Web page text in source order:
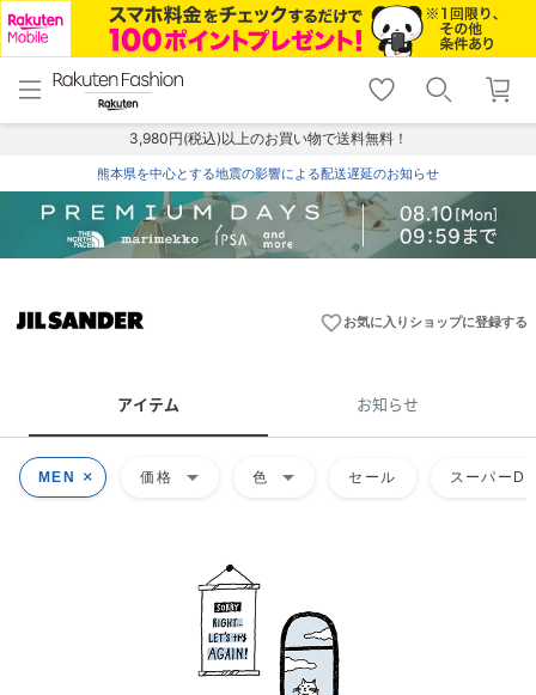
menu home
トップ
shopping_cart lock_outline
ログイン
3,980円(税込)以上のお買い物で送料無料！
熊本県を中心とする地震の影響による配送遅延のお知らせ
favorite_borderお気に入りショップに登録する
アイテム お知らせ
MEN 価格 arrow_drop_down 色 arrow_drop_down セール スーパー